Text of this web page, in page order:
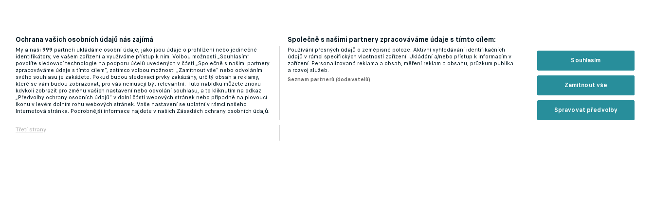
26.03.2026 12:20
Ochrana vašich osobních údajů nás zajímá
My a naši 999 partneři ukládáme osobní údaje, jako jsou údaje o prohlížení nebo jedinečné
identifikátory, ve vašem zařízení a využíváme přístup k nim. Volbou možnosti „Souhlasím“
povolíte sledovací technologie na podporu účelů uvedených v části „Společně s našimi partnery
zpracováváme údaje s tímto cílem“, zatímco volbou možnosti „Zamítnout vše“ nebo odvoláním
svého souhlasu je zakážete. Pokud budou sledovací prvky zakázány, určitý obsah a reklamy,
které se vám budou zobrazovat, pro vás nemusejí být relevantní. Tuto nabídku můžete znovu
kdykoli zobrazit pro změnu vašich nastavení nebo odvolání souhlasu, a to kliknutím na odkaz
„Předvolby ochrany osobních údajů“ v dolní části webových stránek nebo případně na plovoucí
ikonu v levém dolním rohu webových stránek. Vaše nastavení se uplatní v rámci našeho
Internetová stránka. Podrobnější informace najdete v našich Zásadách ochrany osobních údajů.
Třetí strany
Společně s našimi partnery zpracováváme údaje s tímto cílem:
Používání přesných údajů o zeměpisné poloze. Aktivní vyhledávání identifikačních
údajů v rámci specifických vlastností zařízení. Ukládání a/nebo přístup k informacím v
zařízení. Personalizovaná reklama a obsah, měření reklam a obsahu, průzkum publika
a rozvoj služeb.
Seznam partnerů (dodavatelů)
Souhlasím
Zamítnout vše
Spravovat předvolby